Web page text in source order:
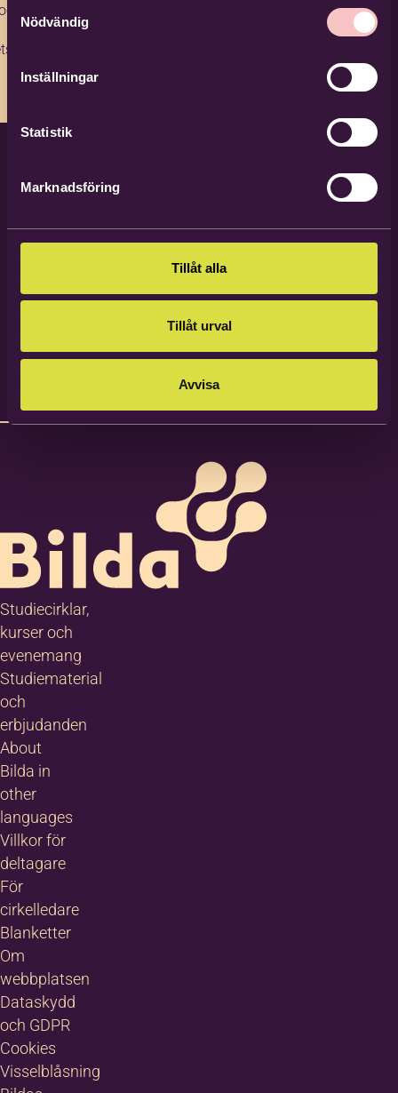
Nödvändig
Inställningar
Statistik
Marknadsföring
Tillåt alla
Tillåt urval
Avvisa
kultur i
Studiecirklar,
kurser och
evenemang
Studiematerial
och
erbjudanden
About
Bilda in
other
languages
Villkor för
deltagare
För
cirkelledare
Blanketter
Om
webbplatsen
Dataskydd
och GDPR
Cookies
Visselblåsning